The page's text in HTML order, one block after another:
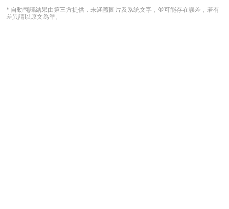
頁面無法顯示
發生錯誤！請登入並再試一次或回到主
* 自動翻譯結果由第三方提供，未涵蓋圖片及系統文字，並可能存在誤差，若有
差異請以原文為準。